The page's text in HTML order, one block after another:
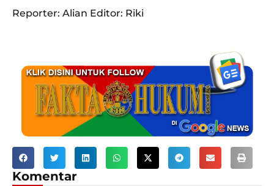
Reporter: Alian Editor: Riki
Komentar